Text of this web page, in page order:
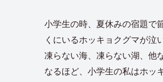
小学生の時、夏休みの宿題で
くにいるホッキョクグマが泣
凍らない海、凍らない湖、他
なるほど、小学生の私はホッ